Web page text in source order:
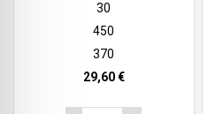
30
450
370
29,60 €